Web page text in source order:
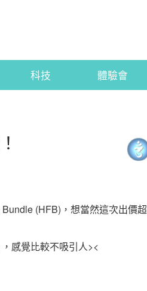
科技 體驗會
(HFB)，想當然這次出價超
感覺比較不吸引人><